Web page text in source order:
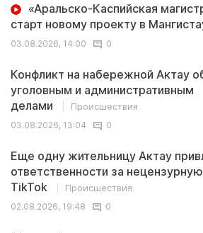
«Аральско-Каспийская
старт новому проекту в
03.08.2026, 14:00
0
Конфликт на набережной Актау
уголовным и административным
делами
Происшествия
03.08.2026, 13:04
0
Еще одну жительницу Актау
ответственности за
TikTok
Происшествия
02.08.2026, 19:48
0